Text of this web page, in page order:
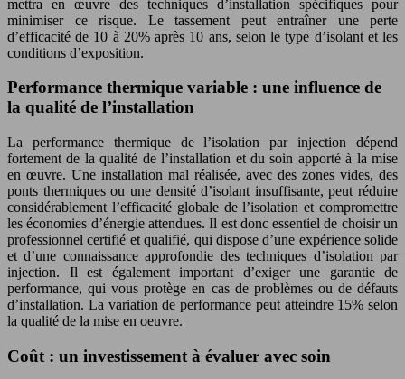
mettra en œuvre des techniques d’installation spécifiques pour
minimiser ce risque. Le tassement peut entraîner une perte
d’efficacité de 10 à 20% après 10 ans, selon le type d’isolant et les
conditions d’exposition.
Performance thermique variable : une influence de
la qualité de l’installation
La performance thermique de l’isolation par injection dépend
fortement de la qualité de l’installation et du soin apporté à la mise
en œuvre. Une installation mal réalisée, avec des zones vides, des
ponts thermiques ou une densité d’isolant insuffisante, peut réduire
considérablement l’efficacité globale de l’isolation et compromettre
les économies d’énergie attendues. Il est donc essentiel de choisir un
professionnel certifié et qualifié, qui dispose d’une expérience solide
et d’une connaissance approfondie des techniques d’isolation par
injection. Il est également important d’exiger une garantie de
performance, qui vous protège en cas de problèmes ou de défauts
d’installation. La variation de performance peut atteindre 15% selon
la qualité de la mise en oeuvre.
Coût : un investissement à évaluer avec soin